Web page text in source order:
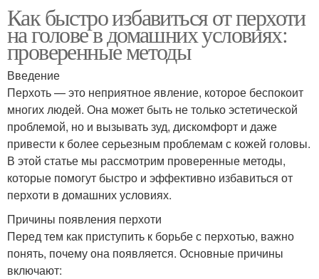
Как быстро избавиться от перхоти
на голове в домашних условиях:
проверенные методы
Введение
Перхоть — это неприятное явление, которое беспокоит
многих людей. Она может быть не только эстетической
проблемой, но и вызывать зуд, дискомфорт и даже
привести к более серьезным проблемам с кожей головы.
В этой статье мы рассмотрим проверенные методы,
которые помогут быстро и эффективно избавиться от
перхоти в домашних условиях.
Причины появления перхоти
Перед тем как приступить к борьбе с перхотью, важно
понять, почему она появляется. Основные причины
включают: